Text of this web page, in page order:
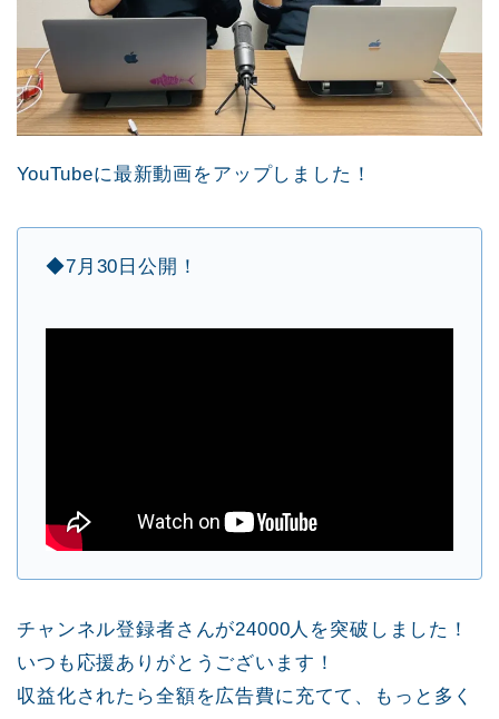
YouTubeに最新動画をアップしました！
◆7月30日公開！
チャンネル登録者さんが24000人を突破しました！
いつも応援ありがとうございます！
収益化されたら全額を広告費に充てて、もっと多く